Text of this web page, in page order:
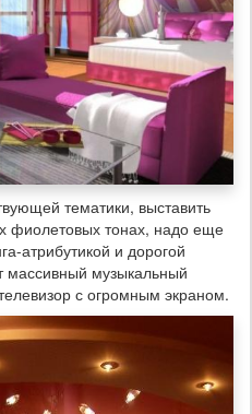
тематики, выставить
фиолетовых тонах, надо еще
атрибутикой и дорогой
массивный музыкальный
с огромным экраном.